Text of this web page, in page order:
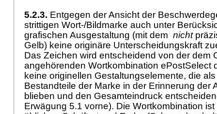
5.2.3. Entgegen der Ansicht der
strittigen Wort-/Bildmarke auch unter
grafischen Ausgestaltung (mit dem nicht
Gelb) keine originäre Unterscheidungskraft
Das Zeichen wird entscheidend von der dem
angehörenden Wortkombination ePostSelect
keine originellen Gestaltungselemente, die
Bestandteile der Marke in der Erinnerung der
blieben und den Gesamteindruck
Erwägung 5.1 vorne). Die Wortkombination